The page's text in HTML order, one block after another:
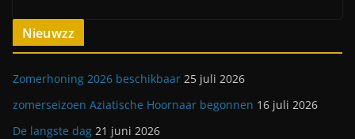
Nieuwzz
Zomerhoning 2026 beschikbaar 25 juli 2026
zomerseizoen Aziatische Hoornaar begonnen 16 juli 2026
De langste dag 21 juni 2026